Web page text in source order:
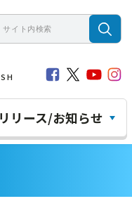
リース/お知らせ